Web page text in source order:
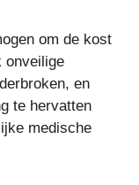
om de kost
onveilige
en
te hervatten
medische